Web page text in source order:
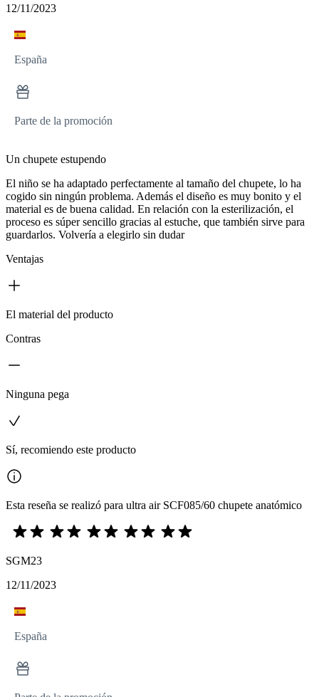
12/11/2023
España
Parte de la promoción
Un chupete estupendo
El niño se ha adaptado perfectamente al tamaño del chupete, lo ha
cogido sin ningún problema. Además el diseño es muy bonito y el
material es de buena calidad. En relación con la esterilización, el
proceso es súper sencillo gracias al estuche, que también sirve para
guardarlos. Volvería a elegirlo sin dudar
Ventajas
El material del producto
Contras
Ninguna pega
Sí, recomiendo este producto
Esta reseña se realizó para ultra air SCF085/60 chupete anatómico
SGM23
12/11/2023
España